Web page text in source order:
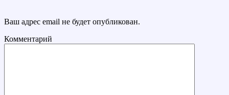
Ваш адрес email не будет опубликован.
Комментарий